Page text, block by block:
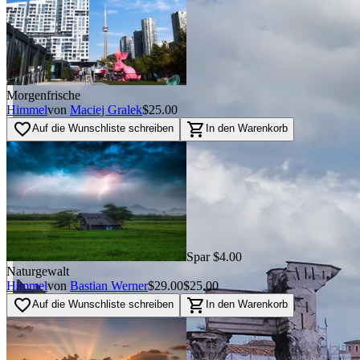
Morgenfrische
Himmelvon Maciej Gralek$25.00
favorite_borderAuf die Wunschliste schreiben shopping_cart In den Warenkorb
Spar $4.00
Naturgewalt
Himmelvon Bastian Werner$29.00$25.00
favorite_borderAuf die Wunschliste schreiben shopping_cart In den Warenkorb